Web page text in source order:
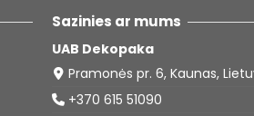
Sazinies ar mums
UAB Dekopaka
Pramonės pr. 6, Kaunas,
+370 615 51090